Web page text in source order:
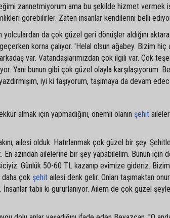
zannetmiyorum ama bu şekilde hizmet vermek
görebilirler. Zaten insanlar kendilerini belli
da çok güzel geri dönüşler aldığını
korna çalıyor. 'Helal olsun ağabey. Bizim hiç
var. Vatandaşlarımızdan çok ilgili var. Çok
Yani bunun gibi çok güzel olayla karşılaşıyorum.
iyi ki taşıyorum, taşımaya da devam
almak için yapmadığını, önemli olanın şehit
ailesi olduk. Hatırlanmak çok güzel bir şey.
azından ailelerine bir şey yapabilelim. Bunun için
Günlük 50-60 TL kazanıp evimize gideriz. Bizim
daha çok şehit ailesi denk gelir. Onları taşımaktan
İnsanlar tabii ki gururlanıyor. Ailem de çok güzel